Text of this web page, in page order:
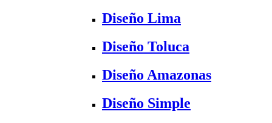
Diseño Lima
Diseño Toluca
Diseño Amazonas
Diseño Simple